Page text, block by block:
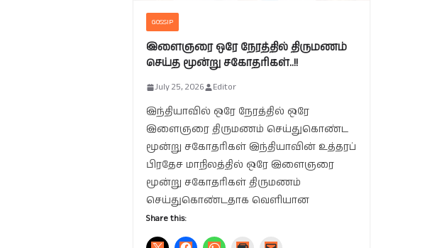
GOSSIP
இளைஞரை ஒரே நேரத்தில் திருமணம்
செய்த மூன்று சகோதரிகள்..!!
July 25, 2026 Editor
இந்தியாவில் ஒரே நேரத்தில் ஒரே
இளைஞரை திருமணம் செய்துகொண்ட
மூன்று சகோதரிகள் இந்தியாவின் உத்தரப்
பிரதேச மாநிலத்தில் ஒரே இளைஞரை
மூன்று சகோதரிகள் திருமணம்
செய்துகொண்டதாக வெளியான
Share this: